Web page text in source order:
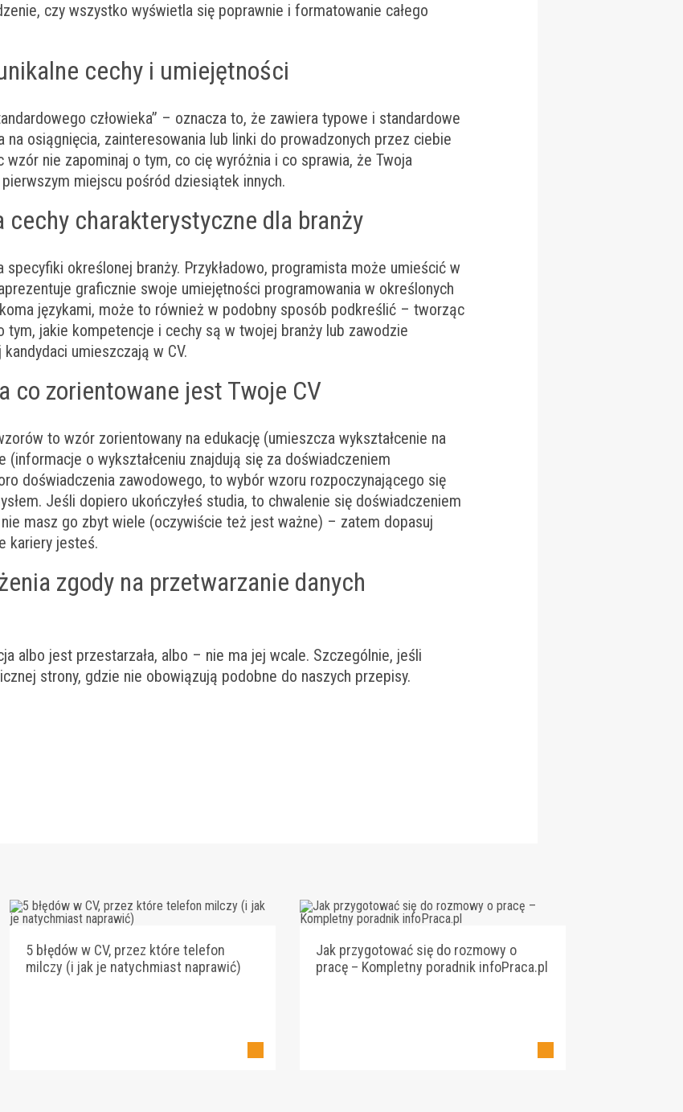
czy wszystko wyświetla się poprawnie i formatowanie całego
cechy i umiejętności
człowieka” – oznacza to, że zawiera typowe i standardowe
osiągnięcia, zainteresowania lub linki do prowadzonych przez ciebie
wzór nie zapominaj o tym, co cię wyróżnia i co sprawia, że Twoja
pierwszym miejscu pośród dziesiątek innych.
charakterystyczne dla branży
specyfiki określonej branży. Przykładowo, programista może umieścić w
graficznie swoje umiejętności programowania w określonych
językami, może to również w podobny sposób podkreślić – tworząc
tym, jakie kompetencje i cechy są w twojej branży lub zawodzie
umieszczają w CV.
co zorientowane jest Twoje CV
to wzór zorientowany na edukację (umieszcza wykształcenie na
(informacje o wykształceniu znajdują się za doświadczeniem
doświadczenia zawodowego, to wybór wzoru rozpoczynającego się
Jeśli dopiero ukończyłeś studia, to chwalenie się doświadczeniem
masz go zbyt wiele (oczywiście też jest ważne) – zatem dopasuj
kariery jesteś.
zgody na przetwarzanie danych
albo jest przestarzała, albo – nie ma jej wcale. Szczególnie, jeśli
strony, gdzie nie obowiązują podobne do naszych przepisy.
5 błędów w CV, przez które telefon
milczy (i jak je natychmiast naprawić)
Jak przygotować się do rozmowy o
pracę – Kompletny poradnik infoPraca.pl